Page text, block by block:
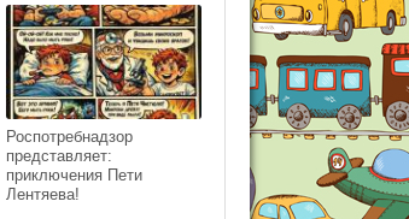
Роспотребнадзор
представляет:
приключения Пети
Лентяева!